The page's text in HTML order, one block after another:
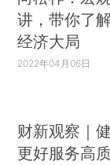
讲，带你了
经济大局
2022年04月06日
财新观察｜
更好服务高